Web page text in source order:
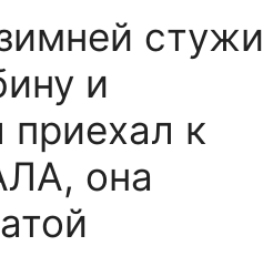
стужи
и
приехал к
она